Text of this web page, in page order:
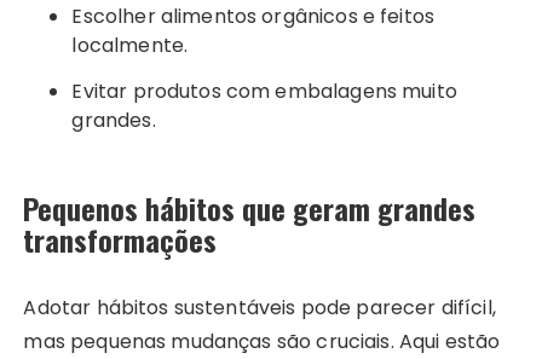
Escolher alimentos orgânicos e feitos
localmente.
Evitar produtos com embalagens muito
grandes.
Pequenos hábitos que geram grandes
transformações
Adotar hábitos sustentáveis pode parecer difícil,
mas pequenas mudanças são cruciais. Aqui estão